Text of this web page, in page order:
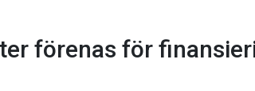
förenas för